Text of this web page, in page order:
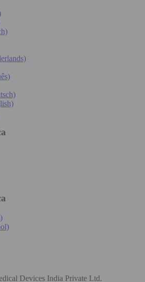
Devices India Private Ltd.